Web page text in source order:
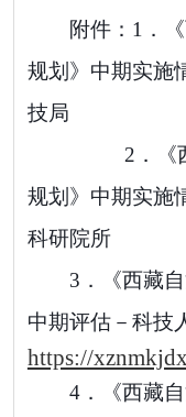
附件： 1 ．
规划》中期实施
技局
2．
规划》中期实施
科研院所
3．
《西藏
中期评估－ 科技
https://
4．
《西藏